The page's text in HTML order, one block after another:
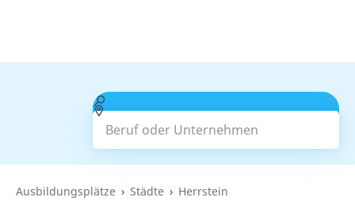
Beruf oder Unternehmen
Suchen
Ausbildungsplätze Städte Herrstein